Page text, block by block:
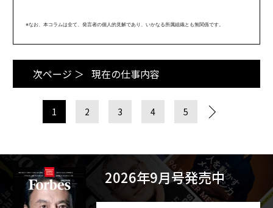
※なお、本コラムは全て、発言者の個人的見解であり、いかなる所属組織とも無関係です。
次ページ ＞ 現在の仕事内容
1 2 3 4 5
2026年9月号発売中